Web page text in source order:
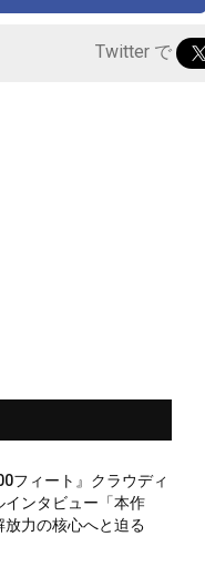
Twitter で
フィート』クラウディ
インタビュー「本作
力の核心へと迫る